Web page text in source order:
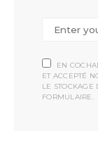
EN
ET ACCEPTÉ
LE STOCKAGE
FORMULAIRE.